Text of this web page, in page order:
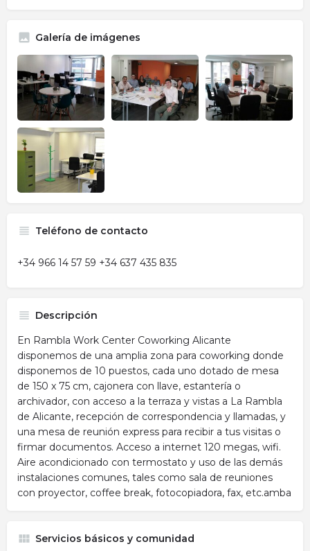
Galería de imágenes
Teléfono de contacto
+34 966 14 57 59 +34 637 435 835
Descripción
En Rambla Work Center Coworking Alicante
disponemos de una amplia zona para coworking donde
disponemos de 10 puestos, cada uno dotado de mesa
de 150 x 75 cm, cajonera con llave, estantería o
archivador, con acceso a la terraza y vistas a La Rambla
de Alicante, recepción de correspondencia y llamadas, y
una mesa de reunión express para recibir a tus visitas o
firmar documentos. Acceso a internet 120 megas, wifi.
Aire acondicionado con termostato y uso de las demás
instalaciones comunes, tales como sala de reuniones
con proyector, coffee break, fotocopiadora, fax, etc.amba
Servicios básicos y comunidad